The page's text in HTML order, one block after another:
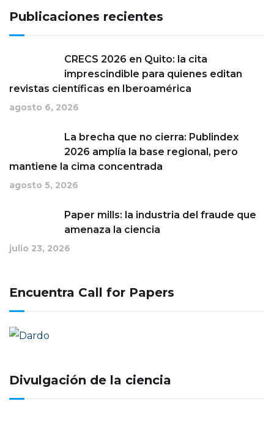
Publicaciones recientes
CRECS 2026 en Quito: la cita
imprescindible para quienes editan
revistas científicas en Iberoamérica
agosto 6, 2026
La brecha que no cierra: Publindex
2026 amplía la base regional, pero
mantiene la cima concentrada
agosto 5, 2026
Paper mills: la industria del fraude que
amenaza la ciencia
julio 23, 2026
Encuentra Call for Papers
Divulgación de la ciencia